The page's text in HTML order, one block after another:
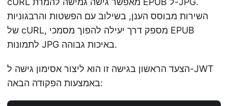
השירות מבוסס הענן, בשילוב עם הפשטות והרבגוניות
של cURL, מספק דרך יעילה להפוך מסמכי EPUB
לתמונות JPG באיכות גבוהה.
הצעד הראשון בגישה זו הוא ליצור אסימון גישה ל-JWT
באמצעות הפקודה הבאה: